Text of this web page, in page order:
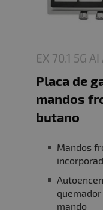
EX 70.1 5G AI
Placa de
mandos
butano
Mandos
mando